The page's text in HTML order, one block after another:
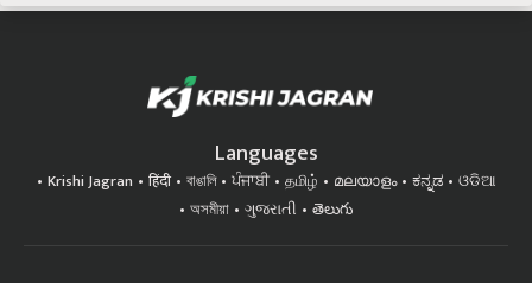
Languages
Krishi Jagran हिंदी বাঙালি ਪੰਜਾਬੀ தமிழ் മലയാളം ಕನ್ನಡ
ଓଡିଆ
অসমীয়া
ગુજરાતી తెలుగు